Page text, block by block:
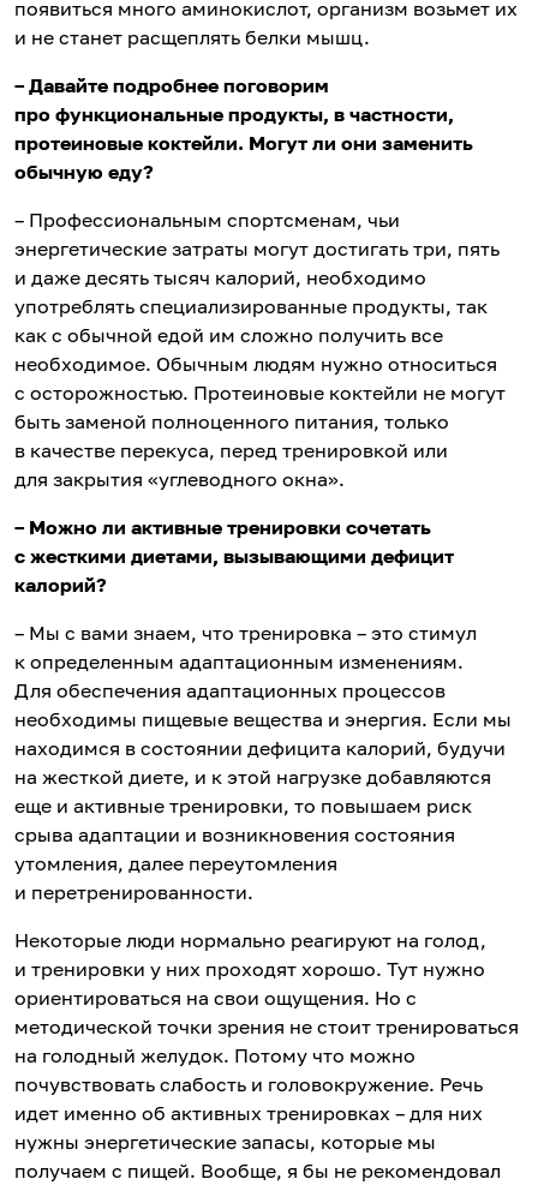
появиться много аминокислот, организм возьмет их
и не станет расщеплять белки мышц.
– Давайте подробнее поговорим
про функциональные продукты, в частности,
протеиновые коктейли. Могут ли они заменить
обычную еду?
– Профессиональным спортсменам, чьи
энергетические затраты могут достигать три, пять
и даже десять тысяч калорий, необходимо
употреблять специализированные продукты, так
как с обычной едой им сложно получить все
необходимое. Обычным людям нужно относиться
с осторожностью. Протеиновые коктейли не могут
быть заменой полноценного питания, только
в качестве перекуса, перед тренировкой или
для закрытия «углеводного окна».
– Можно ли активные тренировки сочетать
с жесткими диетами, вызывающими дефицит
калорий?
– Мы с вами знаем, что тренировка – это стимул
к определенным адаптационным изменениям.
Для обеспечения адаптационных процессов
необходимы пищевые вещества и энергия. Если мы
находимся в состоянии дефицита калорий, будучи
на жесткой диете, и к этой нагрузке добавляются
еще и активные тренировки, то повышаем риск
срыва адаптации и возникновения состояния
утомления, далее переутомления
и перетренированности.
Некоторые люди нормально реагируют на голод,
и тренировки у них проходят хорошо. Тут нужно
ориентироваться на свои ощущения. Но с
методической точки зрения не стоит тренироваться
на голодный желудок. Потому что можно
почувствовать слабость и головокружение. Речь
идет именно об активных тренировках – для них
нужны энергетические запасы, которые мы
получаем с пищей. Вообще, я бы не рекомендовал